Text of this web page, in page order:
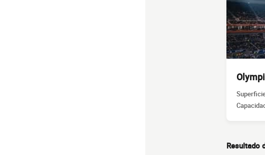
Resultado